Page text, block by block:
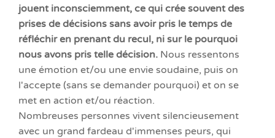
jouent inconsciemment, ce qui crée souvent des
prises de décisions sans avoir pris le temps de
réfléchir en prenant du recul, ni sur le pourquoi
nous avons pris telle décision. Nous ressentons
une émotion et/ou une envie soudaine, puis on
l'accepte (sans se demander pourquoi) et on se
met en action et/ou réaction.
Nombreuses personnes vivent silencieusement
avec un grand fardeau d'immenses peurs, qui